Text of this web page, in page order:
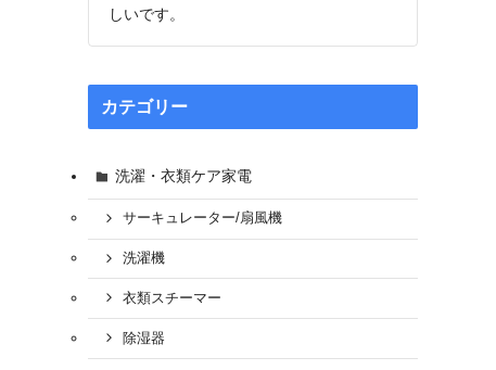
しいです。
カテゴリー
洗濯・衣類ケア家電
サーキュレーター/扇風機
洗濯機
衣類スチーマー
除湿器